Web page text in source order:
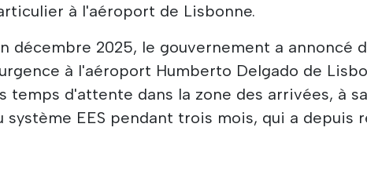
à l'aéroport de Lisbonne.
décembre 2025, le gouvernement a annoncé
à l'aéroport Humberto Delgado de
temps d'attente dans la zone des arrivées, à
système EES pendant trois mois, qui a depuis